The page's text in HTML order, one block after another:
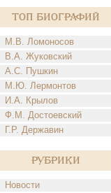
Топ Биографий
М.В. Ломоносов
В.А. Жуковский
А.С. Пушкин
М.Ю. Лермонтов
И.А. Крылов
Ф.М. Достоевский
Г.Р. Державин
Рубрики
Новости